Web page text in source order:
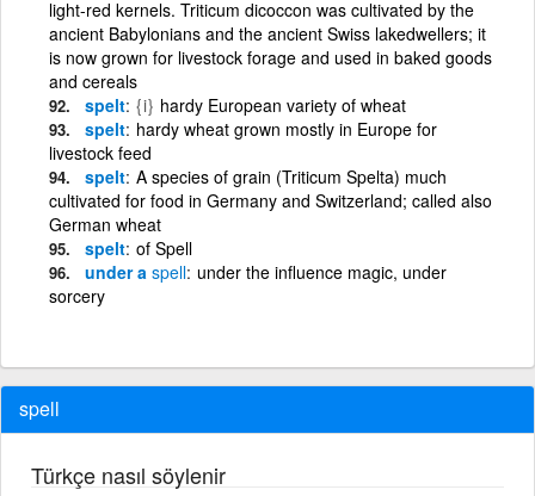
light-red kernels. Triticum dicoccon was cultivated by the
ancient Babylonians and the ancient Swiss lakedwellers; it
is now grown for livestock forage and used in baked goods
and cereals
spelt {i} hardy European variety of wheat
spelt hardy wheat grown mostly in Europe for
livestock feed
spelt A species of grain (Triticum Spelta) much
cultivated for food in Germany and Switzerland; called also
German wheat
spelt of Spell
under a spell under the influence magic, under
sorcery
spell
Türkçe nasıl söylenir